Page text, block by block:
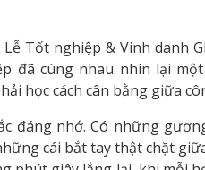
Tốt nghiệp & Vinh danh
đã cùng nhau nhìn lại
học cách cân bằng giữa
đáng nhớ. Có những
cái bắt tay thật chặt